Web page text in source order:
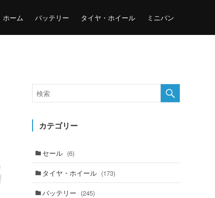
ホーム バッテリー タイヤ・ホイール ミニバン
カテゴリー
セール (6)
タイヤ・ホイール (173)
バッテリー (245)